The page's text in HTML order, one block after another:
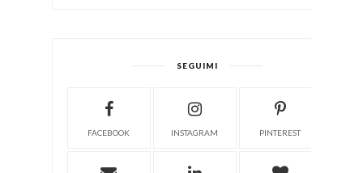
SEGUIMI
FACEBOOK INSTAGRAM PINTEREST